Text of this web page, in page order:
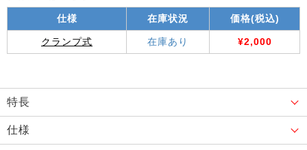
仕様 在庫状況 価格(税込)
クランプ式 在庫あり ¥2,000
特長
仕様